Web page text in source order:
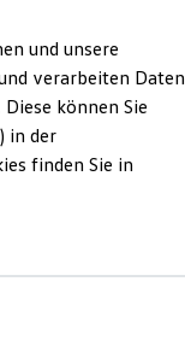
und unsere
verarbeiten Daten
können Sie
in der
finden Sie in